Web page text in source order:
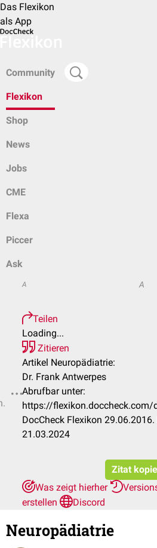
Das Flexikon
als App
Community
Flexikon
Shop
News
Jobs
CME
Flexa
Piccer
Ask
A A
Teilen
Loading...
Zitieren
Artikel Neuropädiatrie:
Dr. Frank Antwerpes
Abrufbar unter:
https://flexikon.doccheck.com/
DocCheck Flexikon
21.03.2024
Zitat
Was zeigt hierher
erstellen
Discord
Neuropädiatrie